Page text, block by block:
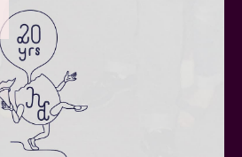
moesten geven, maar er
bestond dat de geboekte live
Ontstaan vanuit een samenloop
brengt I H8 Camera dan ook
een steeds veranderende line-
zich meestal bevinden in de